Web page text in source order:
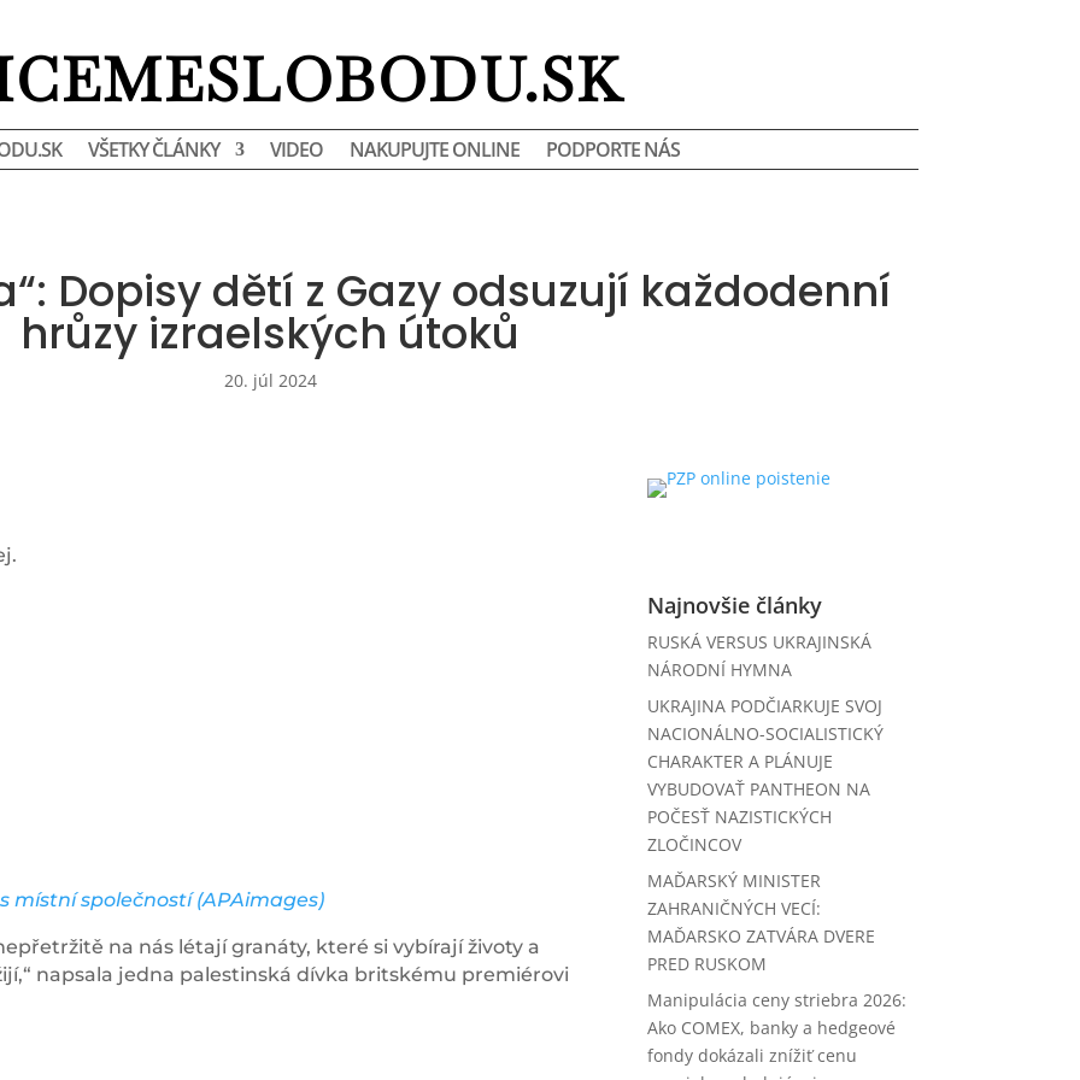
VŠETKY ČLÁNKY VIDEO NAKUPUJTE ONLINE PODPORTE NÁS
Dopisy dětí z Gazy odsuzují každodenní
hrůzy izraelských útoků
20. júl 2024
místní společností (APAimages)
na nás létají granáty, které si vybírají životy a
napsala jedna palestinská dívka britskému premiérovi
Najnovšie články
RUSKÁ VERSUS UKRAJINSKÁ
NÁRODNÍ HYMNA
UKRAJINA PODČIARKUJE SVOJ
NACIONÁLNO-SOCIALISTICKÝ
CHARAKTER A PLÁNUJE
VYBUDOVAŤ PANTHEON NA
POČESŤ NAZISTICKÝCH
ZLOČINCOV
MAĎARSKÝ MINISTER
ZAHRANIČNÝCH VECÍ:
MAĎARSKO ZATVÁRA DVERE
PRED RUSKOM
Manipulácia ceny striebra 2026:
Ako COMEX, banky a hedgeové
fondy dokázali znížiť cenu